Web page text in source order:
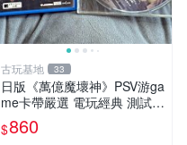
古玩基地 33
日版《萬億魔壞神》PSV游ga
me卡帶嚴選 電玩經典 測試正
常 完整遊戲內容 附贈未拆封
音樂CD 萬億魔壞神 PSV 游g
$860